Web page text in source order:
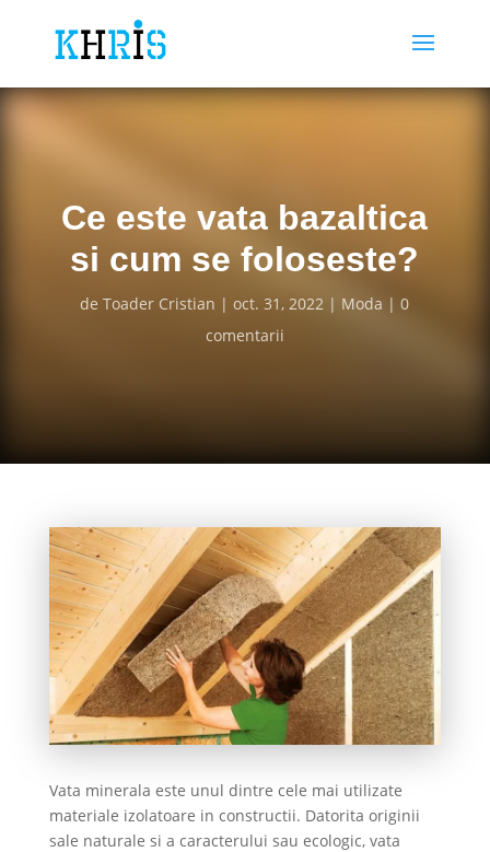
Ce este vata bazaltica
si cum se foloseste?
deToader Cristian oct. 31, 2022 Moda
0
comentarii
Vata minerala este unul dintre cele mai utilizate
materiale izolatoare in constructii. Datorita originii
sale naturale si a caracterului sau ecologic, vata